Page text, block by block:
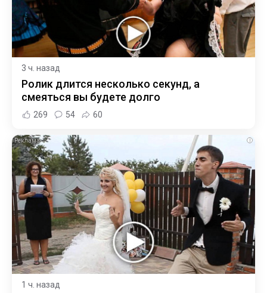
3 ч. назад
Ролик длится несколько секунд, а
смеяться вы будете долго
269 54 60
i
1 ч. назад